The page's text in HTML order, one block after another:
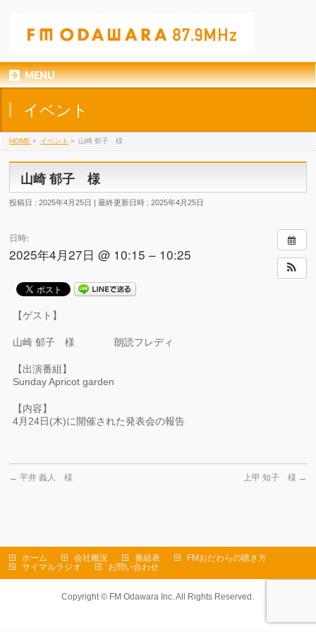
MENU
イベント
HOME » イベント » 山崎 郁子 様
山崎 郁子 様
投稿日 : 2025年4月25日 最終更新日時 : 2025年4月25日
日時:
2025年4月27日 @ 10:15 – 10:25
【ゲスト】
山崎 郁子 様 朗読フレディ
【出演番組】
Sunday Apricot garden
【内容】
4月24日(木)に開催された発表会の報告
← 平井 義人 様 上甲 知子 様 →
ホーム 会社概況 番組表
FMおだわらの聴き方
サイマルラジオ
お問い合わせ
Copyright © FM Odawara Inc. All Rights Reserved.